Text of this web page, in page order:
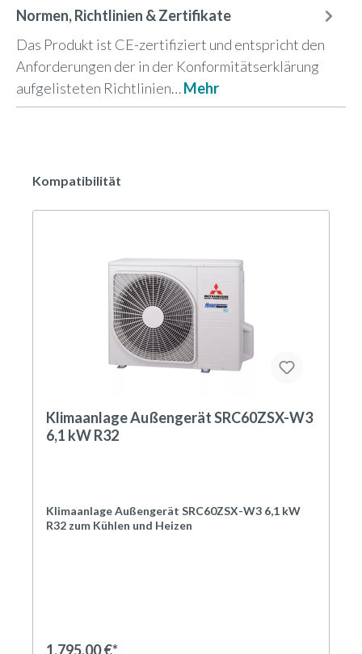
Normen, Richtlinien & Zertifikate
Das Produkt ist CE-zertifiziert und entspricht den
Anforderungen der in der Konformitätserklärung
aufgelisteten Richtlinien…Mehr
Kompatibilität
Klimaanlage Außengerät SRC60ZSX-W3
6,1 kW R32
Klimaanlage Außengerät SRC60ZSX-W3 6,1 kW
R32 zum Kühlen und Heizen
Kältemittel R32 vorgefüllt. Der Kältekreis ist
1.795,00 €*